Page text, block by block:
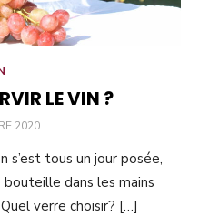
LE VIN ?
2020
s’est tous un jour posée,
bouteille dans les mains
verre choisir? […]